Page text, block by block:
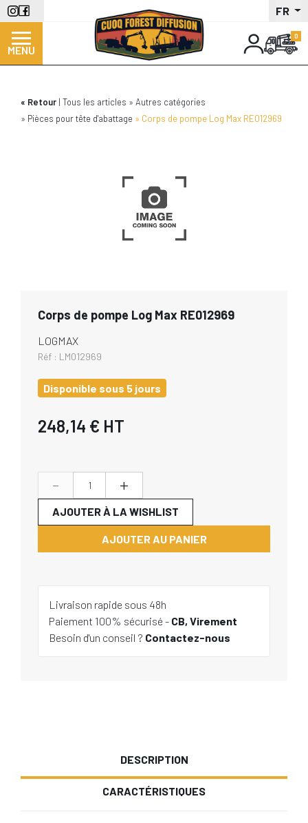
Aller
au
contenu
principal
FR
MENU
Retour Tous les articles
Autres catégories
Pièces pour tête d'abattage
Corps de pompe Log Max RE012969
Corps de pompe Log Max RE012969
LOGMAX
Réf : LM012969
Disponible sous 5 jours
248,14 € HT
- +
AJOUTER AU PANIER
AJOUTER À LA WISHLIST
Livraison rapide sous 48h
Paiement 100% sécurisé - CB, Virement
Besoin d'un conseil ? Contactez-nous
DESCRIPTION
CARACTÉRISTIQUES